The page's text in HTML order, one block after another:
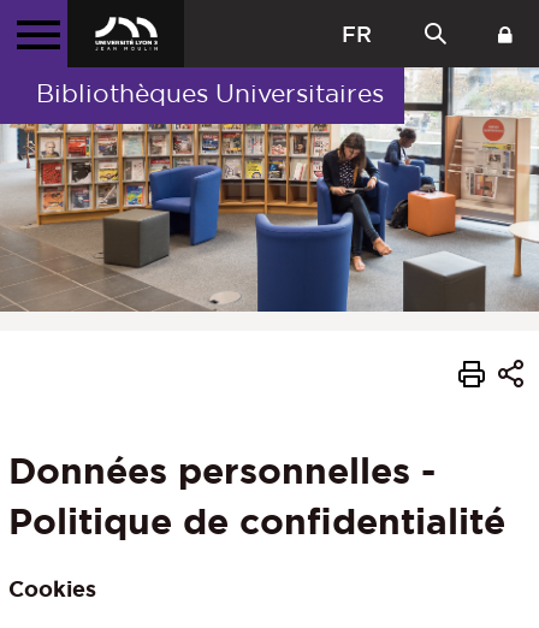
FR
Bibliothèques Universitaires
Données personnelles -
Politique de confidentialité
Cookies